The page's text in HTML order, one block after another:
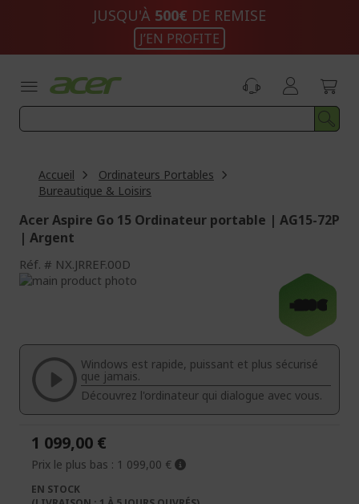
JUSQU'À 500€ DE REMISE
J’EN PROFITE
Accueil
Ordinateurs Portables
Bureautique & Loisirs
Acer Aspire Go 15 Ordinateur portable | AG15-72P
| Argent
Réf. NX.JRREF.00D
Passer
de
galerie
d’images
-200 €
de
Galerie
d’images
Windows est rapide, puissant et plus sécurisé
que jamais.
Découvrez l'ordinateur qui dialogue avec vous.
1 099,00 €
Prix le plus bas : 1 099,00 €
EN STOCK